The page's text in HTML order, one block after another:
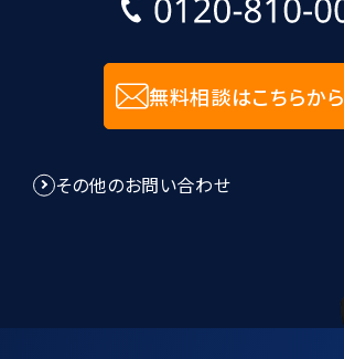
無料相談はこちらから
その他のお問い合わせ